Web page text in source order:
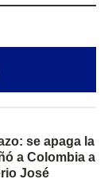
se apaga la
a Colombia a
José